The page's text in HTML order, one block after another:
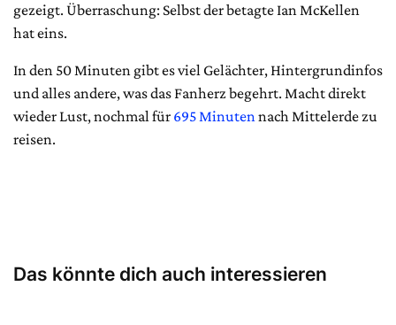
gezeigt. Überraschung: Selbst der betagte Ian McKellen
hat eins.
In den 50 Minuten gibt es viel Gelächter, Hintergrundinfos
und alles andere, was das Fanherz begehrt. Macht direkt
wieder Lust, nochmal für 695 Minutennach Mittelerde zu
reisen.
Das könnte dich auch interessieren